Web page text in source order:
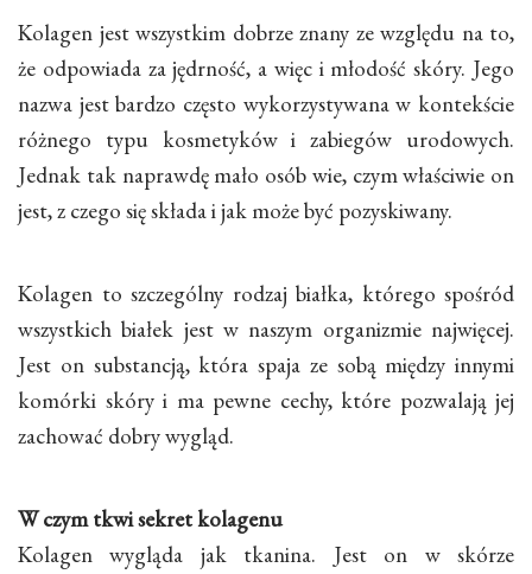
Kolagen jest wszystkim dobrze znany ze względu na to,
że odpowiada za jędrność, a więc i młodość skóry. Jego
nazwa jest bardzo często wykorzystywana w kontekście
różnego typu kosmetyków i zabiegów urodowych.
Jednak tak naprawdę mało osób wie, czym właściwie on
jest, z czego się składa i jak może być pozyskiwany.
Kolagen to szczególny rodzaj białka, którego spośród
wszystkich białek jest w naszym organizmie najwięcej.
Jest on substancją, która spaja ze sobą między innymi
komórki skóry i ma pewne cechy, które pozwalają jej
zachować dobry wygląd.
W czym tkwi sekret kolagenu
Kolagen wygląda jak tkanina. Jest on w skórze